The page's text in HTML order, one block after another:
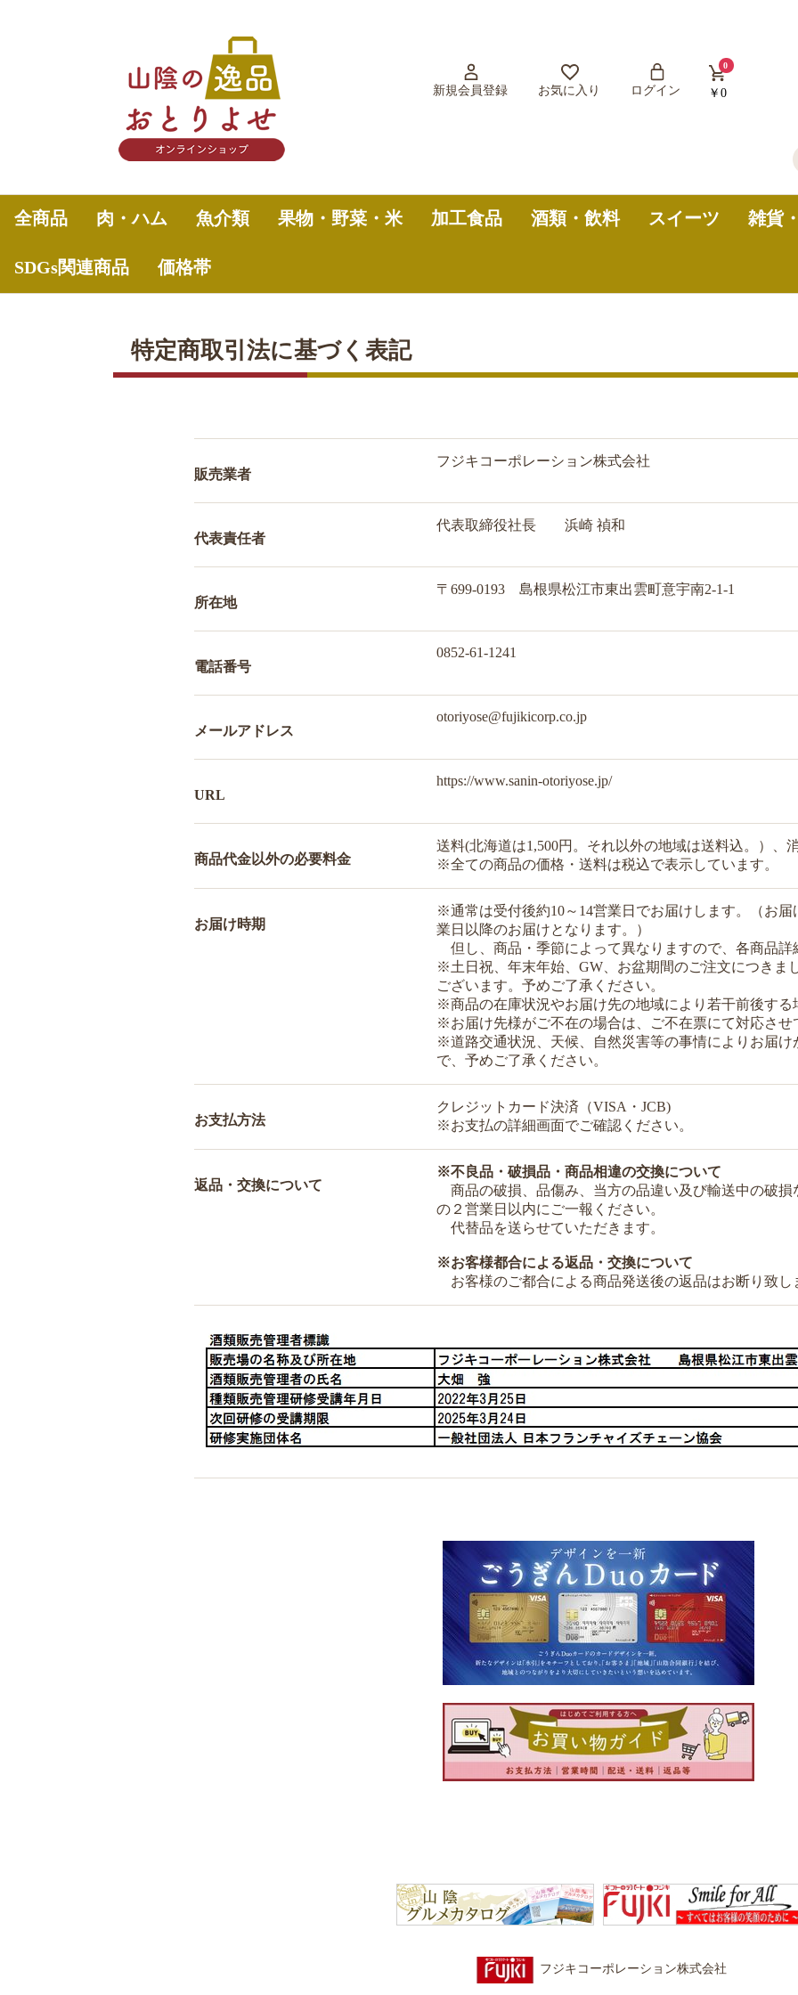
新規会員登録 お気に入り ログイン
0
￥0
全商品 肉・ハム 魚介類 果物・野菜・米 加工食品 酒類・飲料 スイーツ 雑貨
SDGs関連商品 価格帯
特定商取引法に基づく表記
販売業者
フジキコーポレーション株式会社
代表責任者
代表取締役社長 浜崎 禎和
所在地
〒699-0193 島根県松江市東出雲町意宇南2-1-1
電話番号
0852-61-1241
メールアドレス
otoriyose@fujikicorp.co.jp
URL
https://www.sanin-otoriyose.jp/
商品代金以外の必要料金
送料(北海道は1,500円。それ以外の地域は送料込。）、
※全ての商品の価格・送料は税込で表示しています。
お届け時期
※通常は受付後約10～14営業日でお届けします。（お
業日以降のお届けとなります。）
但し、商品・季節によって異なりますので、各商品詳
※土日祝、年末年始、GW、お盆期間のご注文につきま
ございます。予めご了承ください。
※商品の在庫状況やお届け先の地域により若干前後する
※お届け先様がご不在の場合は、ご不在票にて対応させ
※道路交通状況、天候、自然災害等の事情によりお届
で、予めご了承ください。
お支払方法
クレジットカード決済（VISA・JCB)
※お支払の詳細画面でご確認ください。
返品・交換について
※不良品・破損品・商品相違の交換について
商品の破損、品傷み、当方の品違い及び輸送中の破損
の２営業日以内にご一報ください。
代替品を送らせていただきます。
※お客様都合による返品・交換について
お客様のご都合による商品発送後の返品はお断り致し
フジキコーポレーション株式会社